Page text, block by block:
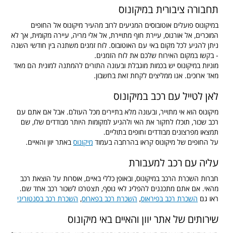
תחבורה ציבורית במיקונוס
במיקונוס פועלים אוטובוסים המגיעים לרוב מהעיר מיקונוס אל החופים
המוכרים, אל אורנוס, עיירת חוף מתויירת, אל אלי מריה, עיירה מקומית, אך לא
ניתן להגיע לכל מקום באי עם האוטובוס. לוח זמנים משתנה בין חודשי השנה
- בקשו במקום האירוח שלכם את לוח הזמנים.
מוניות במיקונוס יש בכמות מוגבלת ובעונה התורים להמתנה למונית הם מאד
מאד ארוכים. אנו ממליצים לקחת זאת בחשבון.
לאן לטייל עם רכב במיקונוס
מיקונוס הוא אי מתוייר, ובעונה מלא בתיירים מכל העולם. אבל אם אתם עם
רכב שכור, תוכלו לחקור את האי ולהגיע למקומות היותר מבודדים שלו, שם
תמצאו מפרצונים מבודדים וחופים בתוליים.
על החופים של מיקונוס קראו בהרחבה בעמוד מיקונוסבאתר יוון והאיים.
עליה עם רכב למעבורת
חברות השכרת הרכב במיקונוס, ובאופן כללי באיים, אוסרות על הוצאת רכב
מהאי. אם אתם מתכננים להפליג לאי נוסף, תצטרכו לשכור רכב אחד שם.
ראו גם השכרת רכב בפיראוס, השכרת רכב בפארוס, השכרת רכב בסנטוריני
שירותים של אתר יוון והאיים באי מיקונוס